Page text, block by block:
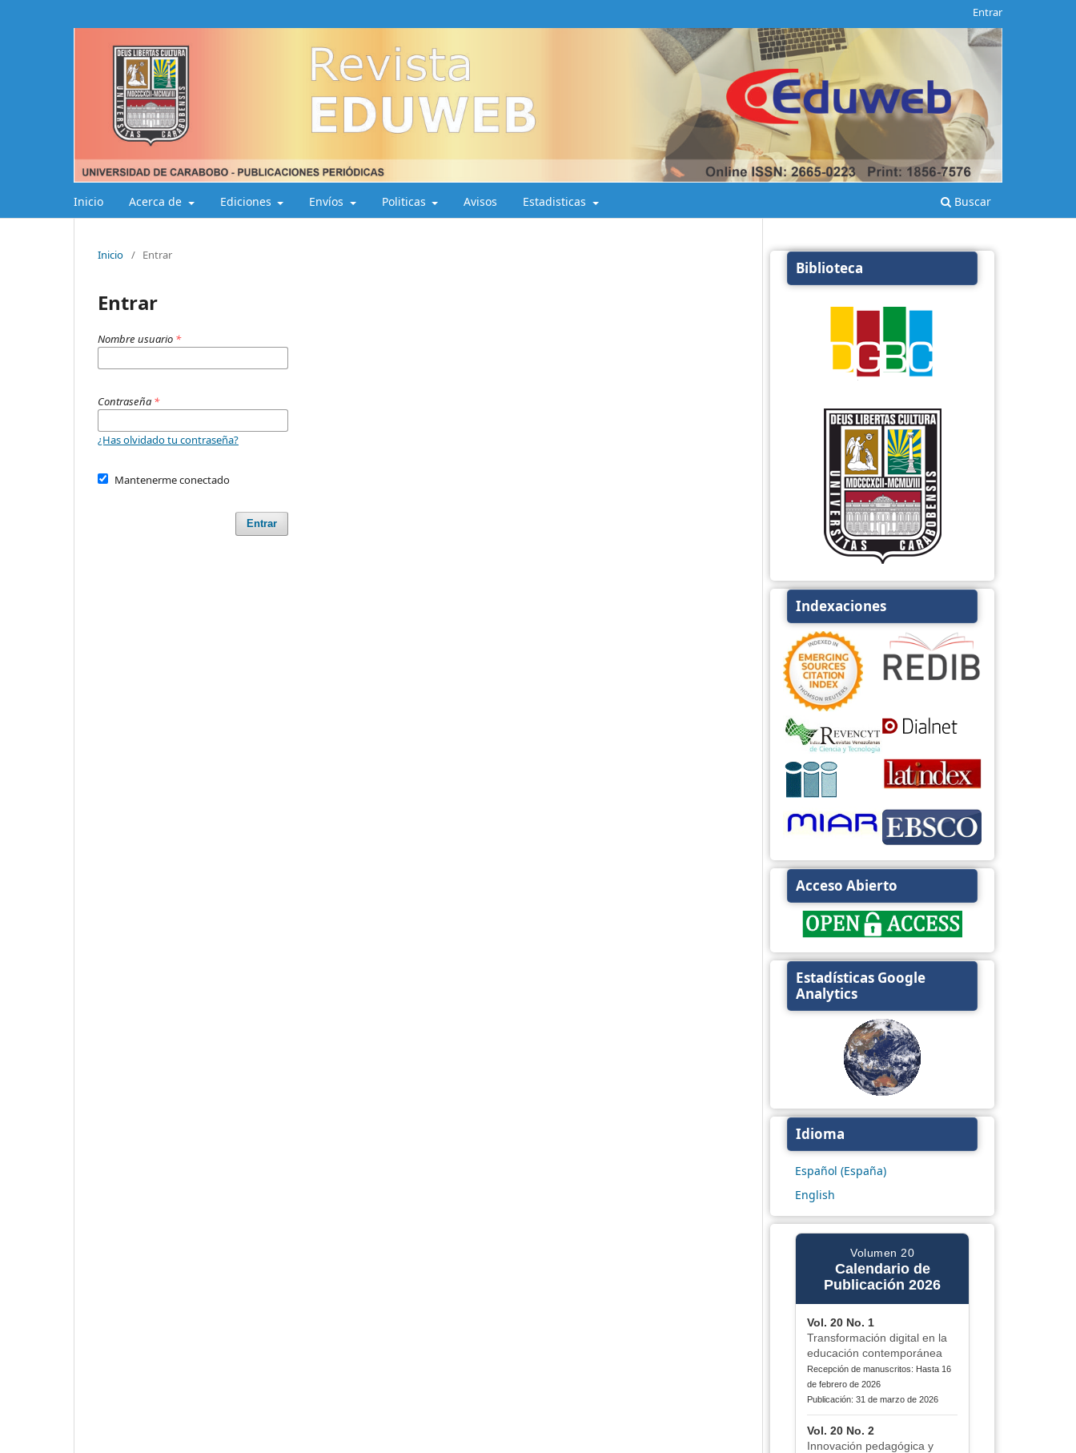
Inicio Acerca de Ediciones Envíos Politicas Avisos Estadisticas Buscar
Entrar
Inicio / Entrar
Entrar
Nombre usuario *
Contraseña *
¿Has olvidado tu contraseña?
Mantenerme conectado
Entrar
Biblioteca
Indexaciones
Acceso Abierto
Estadísticas Google
Analytics
Idioma
Español (España)
English
Volumen 20
Calendario de
Publicación 2026
Vol. 20 No. 1
Transformación digital en la
educación contemporánea
Recepción de manuscritos: Hasta 16
de febrero de 2026
Publicación: 31 de marzo de 2026
Vol. 20 No. 2
Innovación pedagógica y